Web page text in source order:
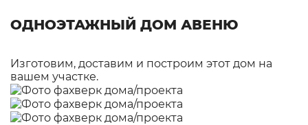
ОДНОЭТАЖНЫЙ ДОМ АВЕНЮ
Изготовим, доставим и построим этот дом на
вашем участке.